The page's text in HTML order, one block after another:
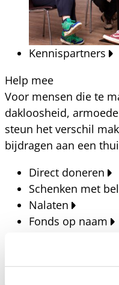
Kennispartners
Help mee
Voor mensen die te
dakloosheid,
steun het verschil
bijdragen aan een
Direct doneren
Schenken met
Nalaten
Fonds op naam